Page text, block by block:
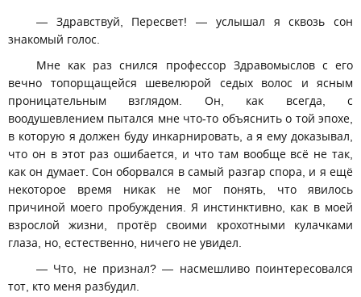
— Здравствуй, Пересвет! — услышал я сквозь сон
знакомый голос.
Мне как раз снился профессор Здравомыслов с его
вечно топорщащейся шевелюрой седых волос и ясным
проницательным взглядом. Он, как всегда, с
воодушевлением пытался мне что-то объяснить о той эпохе,
в которую я должен буду инкарнировать, а я ему доказывал,
что он в этот раз ошибается, и что там вообще всё не так,
как он думает. Сон оборвался в самый разгар спора, и я ещё
некоторое время никак не мог понять, что явилось
причиной моего пробуждения. Я инстинктивно, как в моей
взрослой жизни, протёр своими крохотными кулачками
глаза, но, естественно, ничего не увидел.
— Что, не признал? — насмешливо поинтересовался
тот, кто меня разбудил.